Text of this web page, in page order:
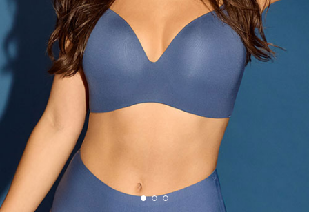
스포츠브라
노와이어
아니타스포츠 스트랩리스